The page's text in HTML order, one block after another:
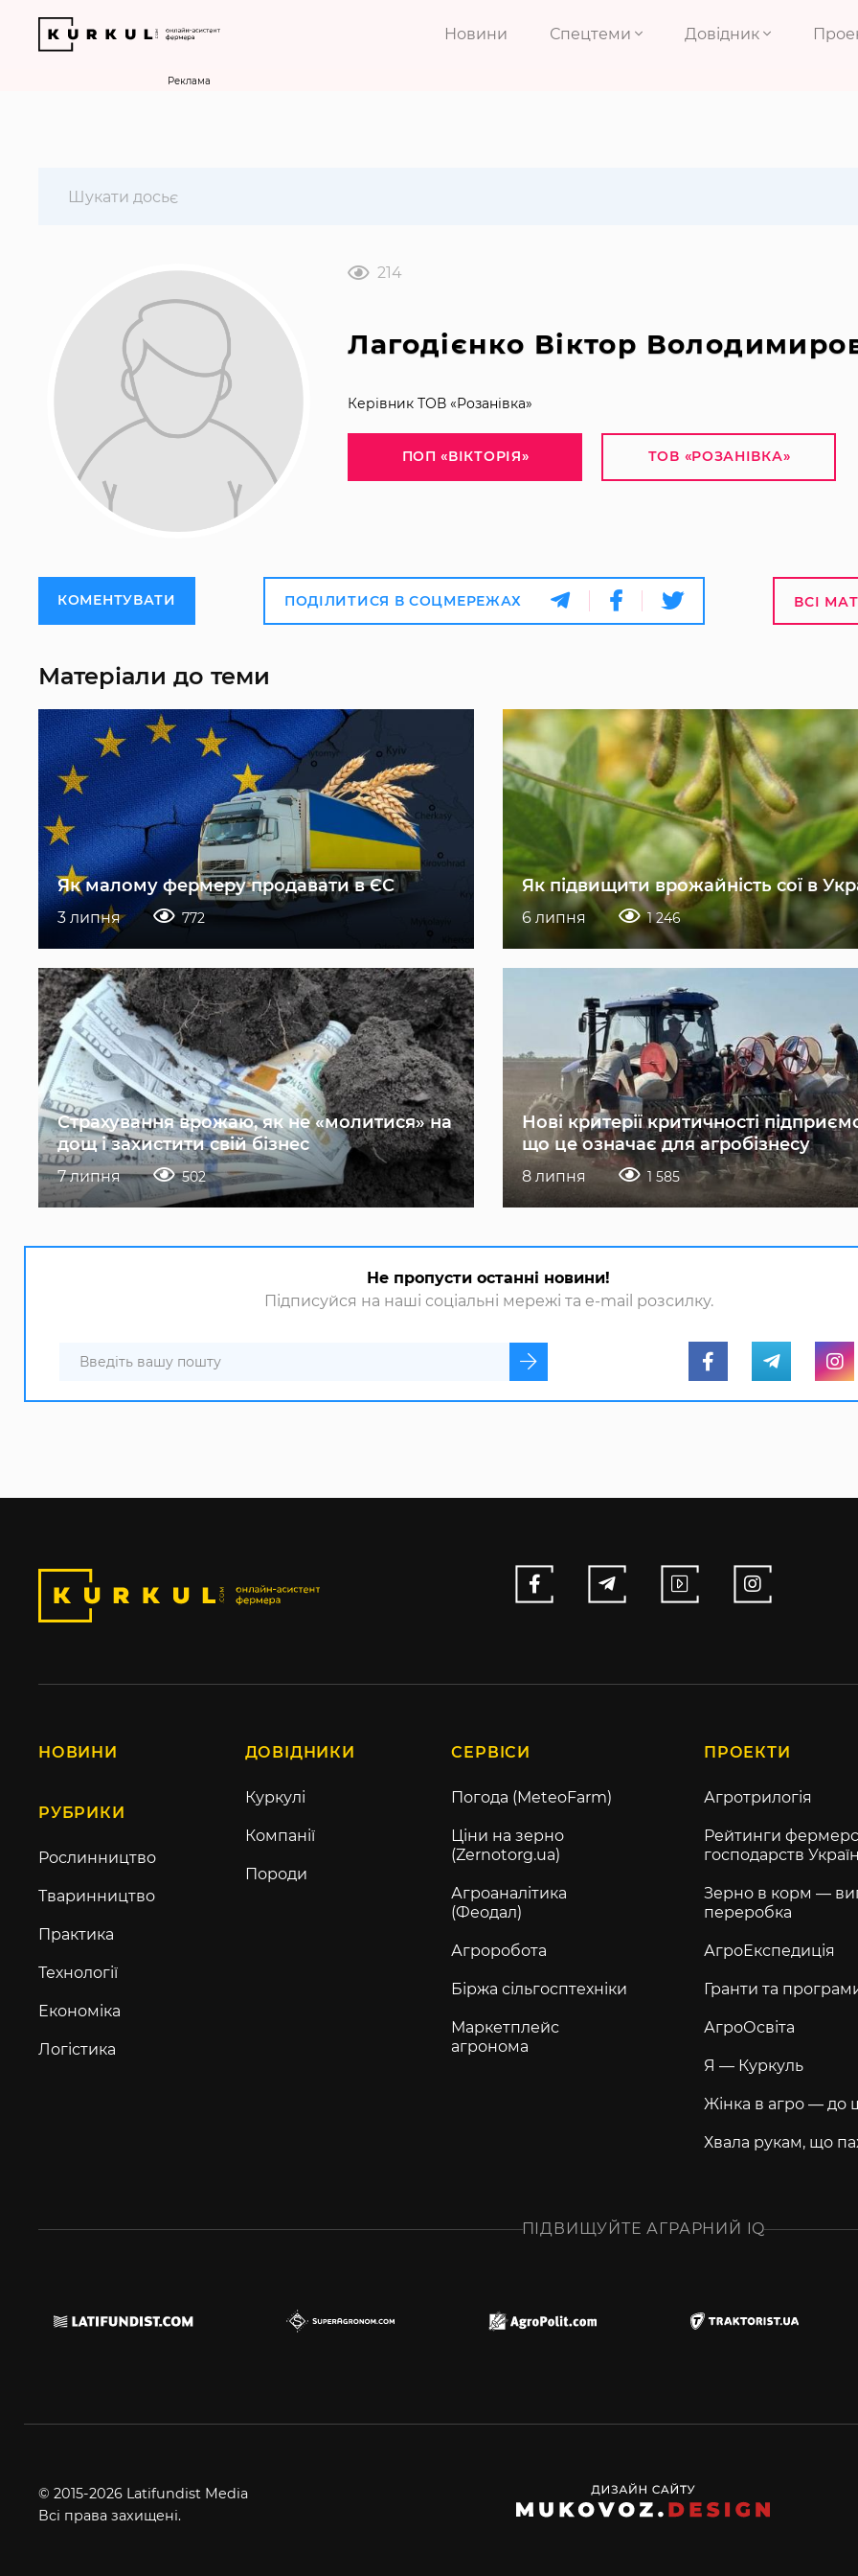
Новини Спецтеми Довідник
Реклама
214
Лагодієнко Віктор
Керівник ТОВ «Розанівка»
ПОП «ВІКТОРІЯ» ТОВ «РОЗАНІВКА»
КОМЕНТУВАТИ ПОДІЛИТИСЯ В СОЦМЕРЕЖАХ ВСІ
Матеріали до теми
Як малому фермеру продавати в ЄС
3 липня 772
Як підвищити врожайність сої в
6 липня 1 246
Страхування врожаю, як не «молитися» на
дощ і захистити свій бізнес
7 липня 502
Нові критерії критичності
що це означає для агробізнесу
8 липня 1 585
Не пропусти останні новини!
Підписуйся на наші соціальні мережі та e-mail розсилку.
НОВИНИ
РУБРИКИ
Рослинництво
Тваринництво
Практика
Технології
Економіка
Логістика
ДОВІДНИКИ
Куркулі
Компанії
Породи
СЕРВІСИ
Погода (MeteoFarm)
Ціни на зерно
(Zernotorg.ua)
Агроаналітика
(Феодал)
Агроробота
Біржа сільгосптехніки
Маркетплейс
агронома
ПРОЕКТИ
Агротрилогія
Рейтинги
господарств
Зерно в корм —
переробка
АгроЕкспедиція
Гранти та
АгроОсвіта
Я — Куркуль
Жінка в агро — до
Хвала рукам, що
ПІДВИЩУЙТЕ АГРАРНИЙ IQ
© 2015-2026 Latifundist Media
Всі права захищені.